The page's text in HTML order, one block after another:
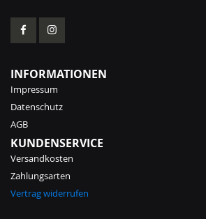
INFORMATIONEN
Impressum
Datenschutz
AGB
KUNDENSERVICE
Versandkosten
Zahlungsarten
Vertrag widerrufen